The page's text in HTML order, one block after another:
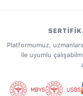
Platformumuz,
ile uyumlu